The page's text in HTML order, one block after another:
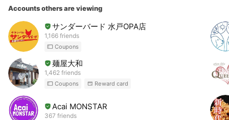
Accounts others are viewing
サンダーバード 水戸OPA店
1,166 friends
Coupons
麺屋大和
1,462 friends
Coupons Reward card
Acai MONSTAR
367 friends